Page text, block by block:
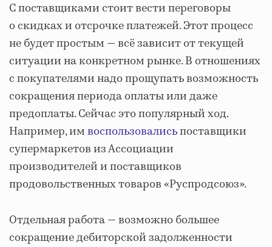
С поставщиками стоит вести переговоры
о скидках и отсрочке платежей. Этот процесс
не будет простым — всё зависит от текущей
ситуации на конкретном рынке. В отношениях
с покупателями надо прощупать возможность
сокращения периода оплаты или даже
предоплаты. Сейчас это популярный ход.
Например, имвоспользовалисьпоставщики
супермаркетов из Ассоциации
производителей и поставщиков
продовольственных товаров «Руспродсоюз».
Отдельная работа — возможно большее
сокращение дебиторской задолженности